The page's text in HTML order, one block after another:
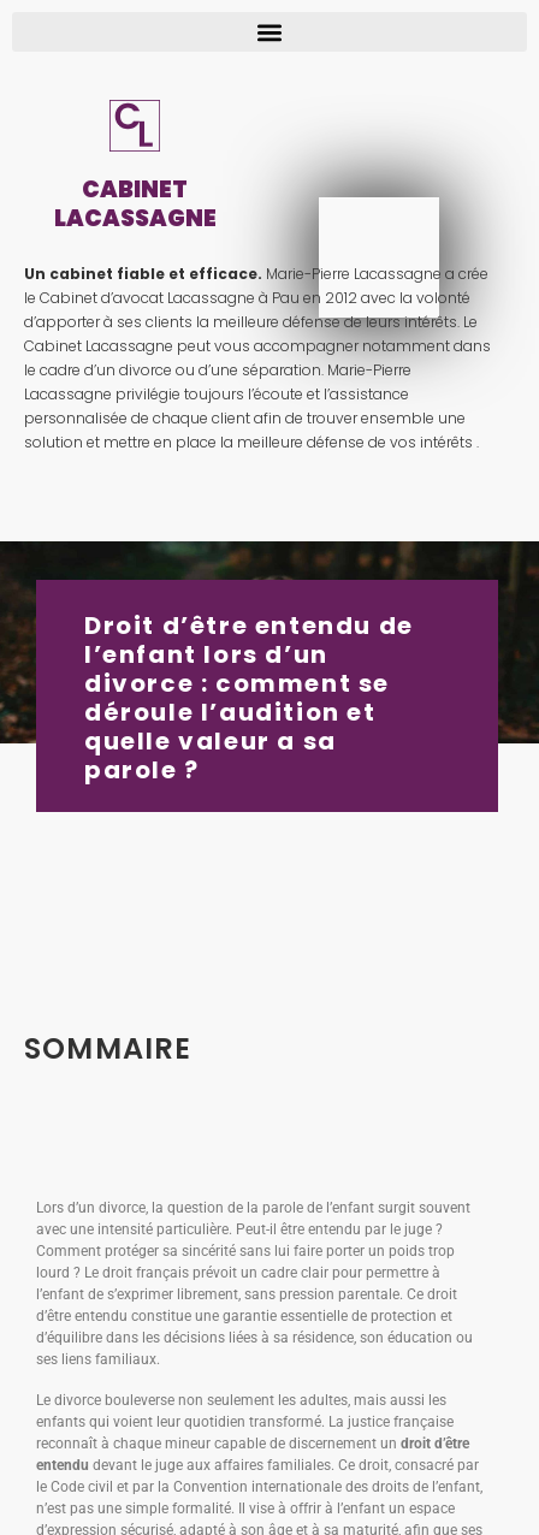
CABINET
LACASSAGNE
Un cabinet fiable et efficace. Marie-Pierre Lacassagne a crée
le Cabinet d’avocat Lacassagne à Pau en 2012 avec la volonté
d’apporter à ses clients la meilleure défense de leurs intérêts. Le
Cabinet Lacassagne peut vous accompagner notamment dans
le cadre d’un divorce ou d’une séparation. Marie-Pierre
Lacassagne privilégie toujours l’écoute et l’assistance
personnalisée de chaque client afin de trouver ensemble une
solution et mettre en place la meilleure défense de vos intérêts .
Droit d’être entendu de
l’enfant lors d’un
divorce : comment se
déroule l’audition et
quelle valeur a sa
parole ?
SOMMAIRE
Lors d’un divorce, la question de la parole de l’enfant surgit souvent
avec une intensité particulière. Peut-il être entendu par le juge ?
Comment protéger sa sincérité sans lui faire porter un poids trop
lourd ? Le droit français prévoit un cadre clair pour permettre à
l’enfant de s’exprimer librement, sans pression parentale. Ce droit
d’être entendu constitue une garantie essentielle de protection et
d’équilibre dans les décisions liées à sa résidence, son éducation ou
ses liens familiaux.
Le divorce bouleverse non seulement les adultes, mais aussi les
enfants qui voient leur quotidien transformé. La justice française
reconnaît à chaque mineur capable de discernement un droit d’être
entendu devant le juge aux affaires familiales. Ce droit, consacré par
le Code civil et par la Convention internationale des droits de l’enfant,
n’est pas une simple formalité. Il vise à offrir à l’enfant un espace
d’expression sécurisé, adapté à son âge et à sa maturité, afin que ses